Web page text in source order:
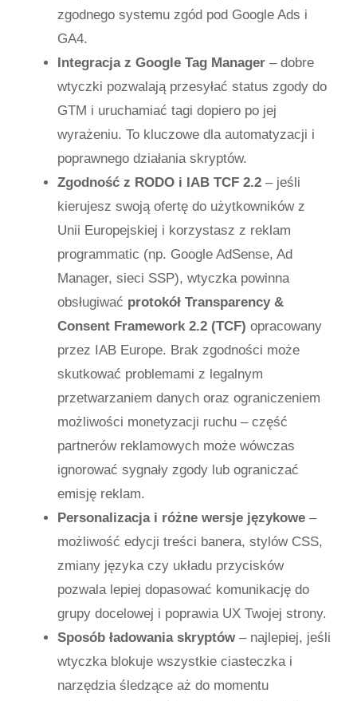
zgodnego systemu zgód pod Google Ads i
GA4.
Integracja z Google Tag Manager – dobre
wtyczki pozwalają przesyłać status zgody do
GTM i uruchamiać tagi dopiero po jej
wyrażeniu. To kluczowe dla automatyzacji i
poprawnego działania skryptów.
Zgodność z RODO i IAB TCF 2.2 – jeśli
kierujesz swoją ofertę do użytkowników z
Unii Europejskiej i korzystasz z reklam
programmatic (np. Google AdSense, Ad
Manager, sieci SSP), wtyczka powinna
obsługiwać protokół Transparency &
Consent Framework 2.2 (TCF) opracowany
przez IAB Europe. Brak zgodności może
skutkować problemami z legalnym
przetwarzaniem danych oraz ograniczeniem
możliwości monetyzacji ruchu – część
partnerów reklamowych może wówczas
ignorować sygnały zgody lub ograniczać
emisję reklam.
Personalizacja i różne wersje językowe –
możliwość edycji treści banera, stylów CSS,
zmiany języka czy układu przycisków
pozwala lepiej dopasować komunikację do
grupy docelowej i poprawia UX Twojej strony.
Sposób ładowania skryptów – najlepiej, jeśli
wtyczka blokuje wszystkie ciasteczka i
narzędzia śledzące aż do momentu